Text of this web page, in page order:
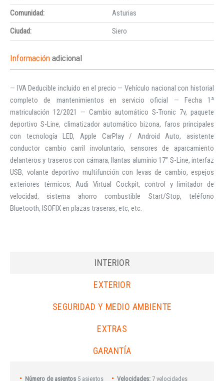
Comunidad:
Asturias
Ciudad:
Siero
Información adicional
— IVA Deducible incluido en el precio — Vehículo nacional con historial
completo de mantenimientos en servicio oficial — Fecha 1ª
matriculación 12/2021 — Cambio automático S-Tronic 7v, paquete
deportivo S-Line, climatizador automático bizona, faros principales
con tecnología LED, Apple CarPlay / Android Auto, asistente
conductor cambio carril involuntario, sensores de aparcamiento
delanteros y traseros con cámara, llantas aluminio 17” S-Line, interfaz
USB, volante deportivo multifunción con levas de cambio, espejos
exteriores térmicos, Audi Virtual Cockpit, control y limitador de
velocidad, sistema ahorro combustible Start/Stop, teléfono
Bluetooth, ISOFIX en plazas traseras, etc, etc.
INTERIOR
EXTERIOR
SEGURIDAD Y MEDIO AMBIENTE
EXTRAS
GARANTÍA
Número de asientos 5 asientos Velocidades: 7 velocidades